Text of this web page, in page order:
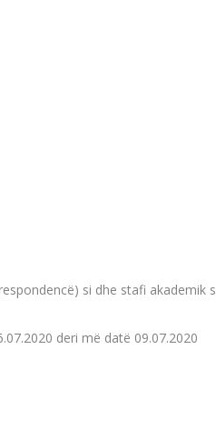
si dhe stafi
deri më datë 09.07.2020